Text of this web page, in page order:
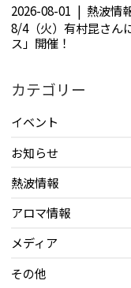
2026-08-01
熱波情
8/4（火）有村昆さん
ス」開催！
カテゴリー
イベント
お知らせ
熱波情報
アロマ情報
メディア
その他